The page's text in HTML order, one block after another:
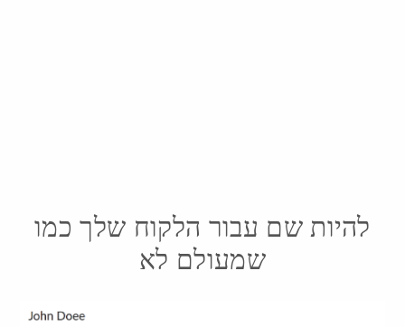
להיות שם עבור הלקוח שלך כמו
שמעולם לא